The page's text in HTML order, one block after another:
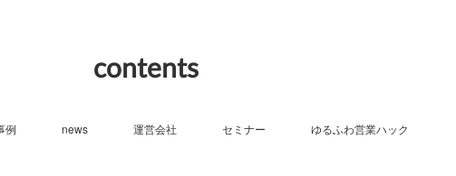
contents
例 news 運営会社 セミナー ゆるふわ営業ハック